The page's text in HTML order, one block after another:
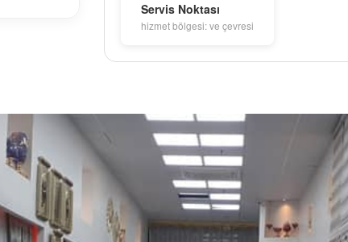
Servis Noktası
hizmet bölgesi: ve çevresi